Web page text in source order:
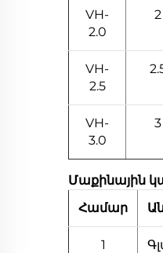
VH-
2.0
2
VH-
2.5
VH-
3.0
3
Մաքինային
Համար
1